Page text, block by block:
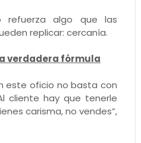
refuerza algo que las
replicar: cercanía.
verdadera fórmula
este oficio no basta con
cliente hay que tenerle
carisma, no vendes”,